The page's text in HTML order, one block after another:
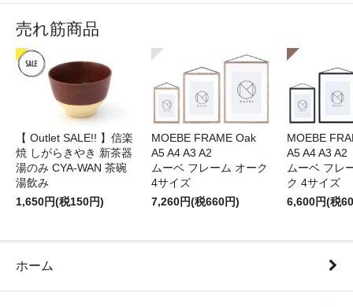
売れ筋商品
【 Outlet SALE!! 】信楽
焼 しがらきやき 新茶器
湯のみ CYA-WAN 茶碗
湯飲み
1,650円(税150円)
MOEBE FRAME Oak
A5 A4 A3 A2
ムーベ フレーム オーク
4サイズ
7,260円(税660円)
MOEBE
A5 A4 A3 A2
ムーベ フレ
ク 4サイズ
6,600円(税
ホーム